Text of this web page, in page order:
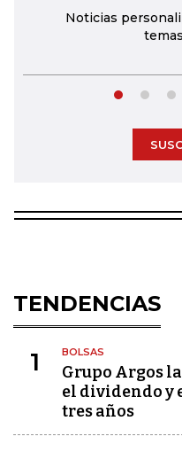
Noticias
TENDENCIAS
1 BOLSAS
Grupo Argos
el dividendo y
tres años